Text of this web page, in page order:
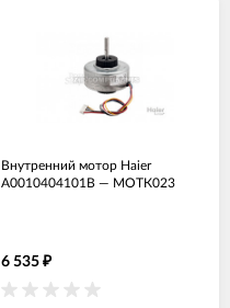
Внутренний мотор Haier
A0010404101B — МОТК023
6 535 ₽